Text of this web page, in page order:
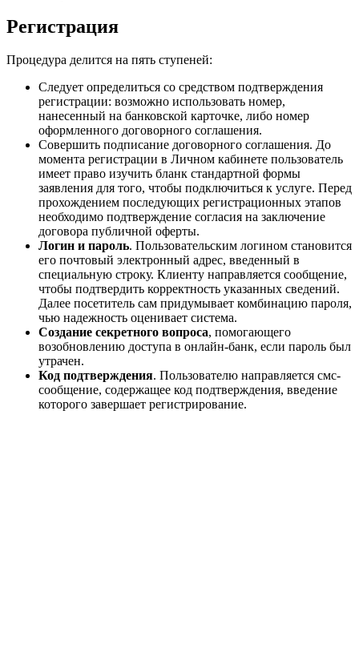
Регистрация
Процедура делится на пять ступеней:
Следует определиться со средством подтверждения
регистрации: возможно использовать номер,
нанесенный на банковской карточке, либо номер
оформленного договорного соглашения.
Совершить подписание договорного соглашения. До
момента регистрации в Личном кабинете пользователь
имеет право изучить бланк стандартной формы
заявления для того, чтобы подключиться к услуге. Перед
прохождением последующих регистрационных этапов
необходимо подтверждение согласия на заключение
договора публичной оферты.
Логин и пароль. Пользовательским логином становится
его почтовый электронный адрес, введенный в
специальную строку. Клиенту направляется сообщение,
чтобы подтвердить корректность указанных сведений.
Далее посетитель сам придумывает комбинацию пароля,
чью надежность оценивает система.
Создание секретного вопроса, помогающего
возобновлению доступа в онлайн-банк, если пароль был
утрачен.
Код подтверждения. Пользователю направляется смс-
сообщение, содержащее код подтверждения, введение
которого завершает регистрирование.